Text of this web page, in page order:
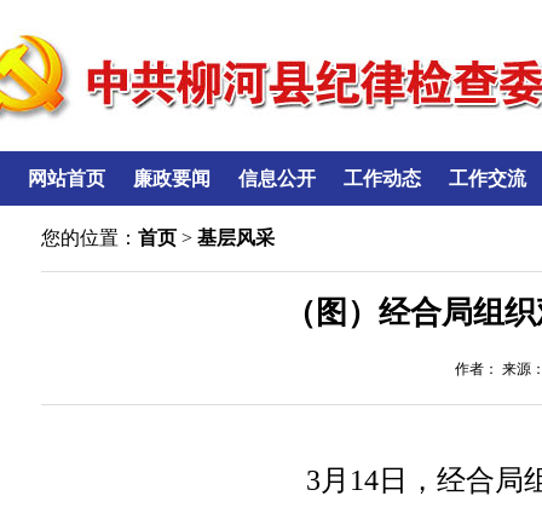
网站首页 廉政要闻 信息公开 工作动态 工作交流
您的位置：首页 >基层风采
（图）经合局组
作者： 来源
3月14日，经合局